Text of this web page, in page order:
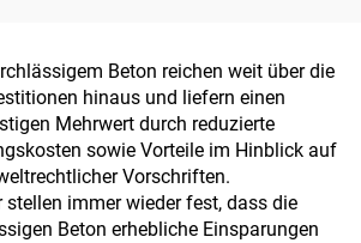
Beton reichen weit über die
hinaus und liefern einen
Mehrwert durch reduzierte
sowie Vorteile im Hinblick auf
Vorschriften.
immer wieder fest, dass die
Beton erhebliche Einsparungen